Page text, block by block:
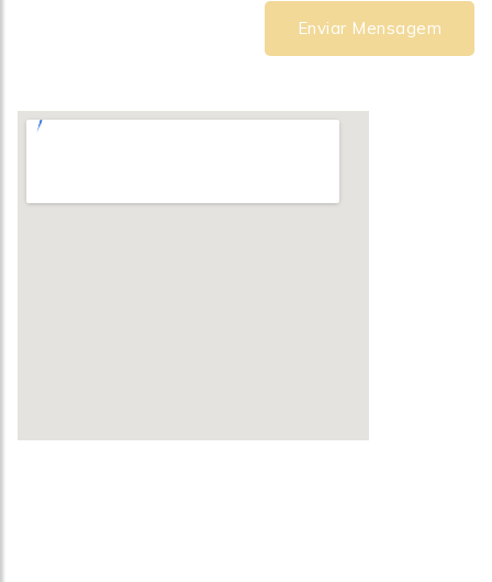
Enviar Mensagem